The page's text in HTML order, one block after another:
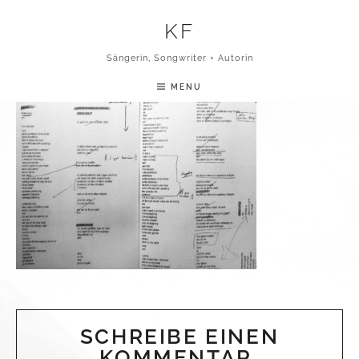
KF
Sängerin, Songwriter + Autorin
MENU
SCHREIBE EINEN